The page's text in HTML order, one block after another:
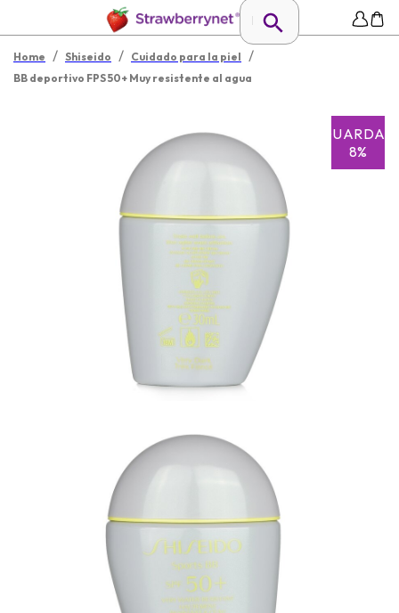
Home / Shiseido / Cuidado para la piel /
BB deportivo FPS 50+ Muy resistente al agua
GUARDAR
8%